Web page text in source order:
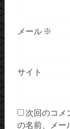
メール ※
サイト
次回のコメ
の名前、メー